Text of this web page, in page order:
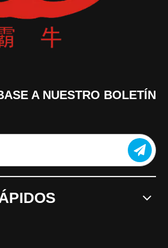
A NUESTRO BOLETÍN